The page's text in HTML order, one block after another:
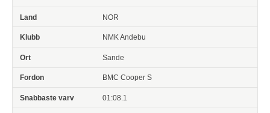
NOR
NMK Andebu
Sande
BMC Cooper S
01:08.1